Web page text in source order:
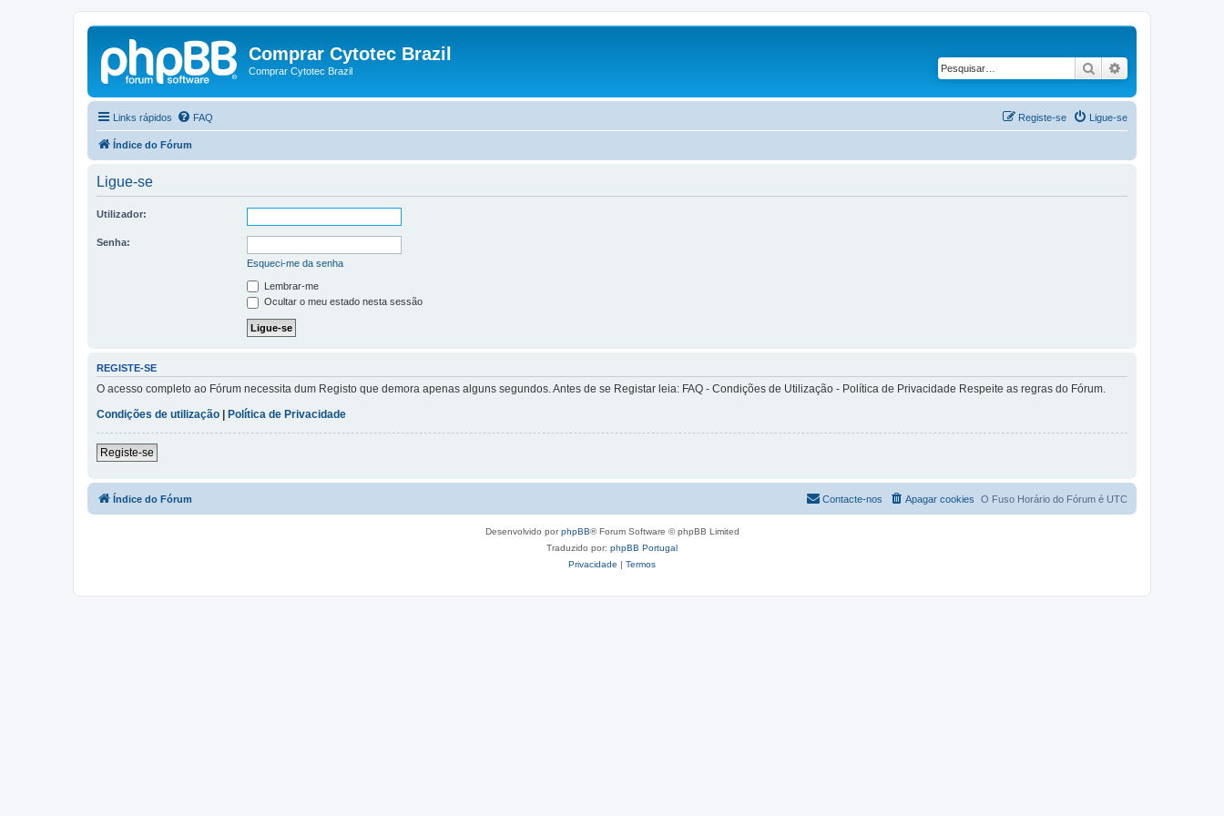
Comprar Cytotec Brazil
Comprar Cytotec Brazil Pesquisar
Links rápidos FAQ Ligue-se
Registe-se
Índice do Fórum
Ligue-se
Utilizador:
Senha:
Esqueci-me da senha
Lembrar-me
Ocultar o meu estado nesta sessão
REGISTE-SE
O acesso completo ao Fórum necessita dum Registo que demora apenas alguns segundos. Antes de se Registar leia: FAQ - Condições de Utilização - Política de Privacidade Respeite as regras do Fórum.
Condições de utilização
Política de Privacidade
Registe-se
Índice do Fórum O Fuso Horário do Fórum é UTC
Apagar cookies
Contacte-nos
Desenvolvido porphpBB® Forum Software © phpBB Limited
Traduzido por: phpBB Portugal
Privacidade | Termos